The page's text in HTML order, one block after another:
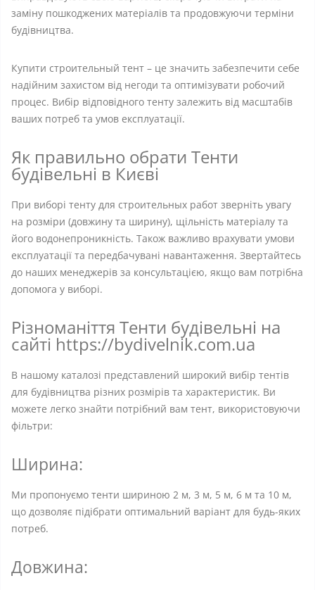
заміну пошкоджених матеріалів та продовжуючи терміни
будівництва.
Купити строительный тент – це значить забезпечити себе
надійним захистом від негоди та оптимізувати робочий
процес. Вибір відповідного тенту залежить від масштабів
ваших потреб та умов експлуатації.
Як правильно обрати Тенти
будівельні в Києві
При виборі тенту для строительных работ зверніть увагу
на розміри (довжину та ширину), щільність матеріалу та
його водонепроникність. Також важливо врахувати умови
експлуатації та передбачувані навантаження. Звертайтесь
до наших менеджерів за консультацією, якщо вам потрібна
допомога у виборі.
Різноманіття Тенти будівельні на
сайті https://bydivelnik.com.ua
В нашому каталозі представлений широкий вибір тентів
для будівництва різних розмірів та характеристик. Ви
можете легко знайти потрібний вам тент, використовуючи
фільтри:
Ширина:
Ми пропонуємо тенти шириною 2 м, 3 м, 5 м, 6 м та 10 м,
що дозволяє підібрати оптимальний варіант для будь-яких
потреб.
Довжина: